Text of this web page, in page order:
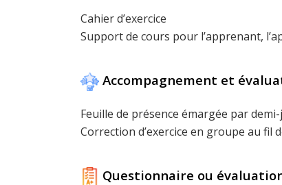
Cahier d’exercice
Support de cours pour l’apprenant,
Accompagnement et
Feuille de présence émargée par
Correction d’exercice en groupe au fil
Questionnaire ou